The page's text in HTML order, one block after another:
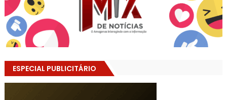
ESPECIAL PUBLICITÁRIO